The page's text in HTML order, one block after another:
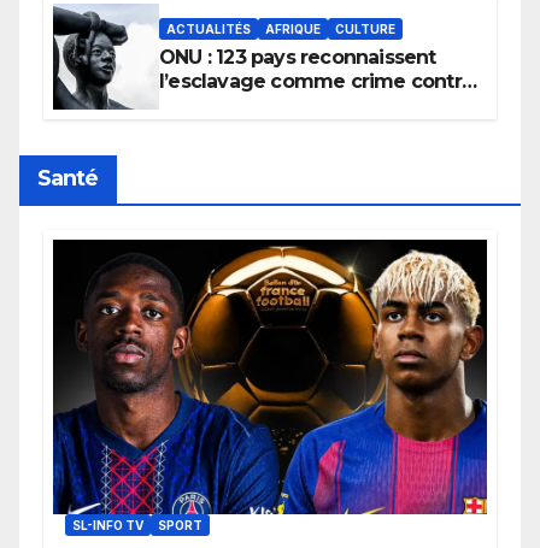
ACTUALITÉS AFRIQUE CULTURE
ONU : 123 pays reconnaissent
l’esclavage comme crime contre
Santé
SL-INFO TV SPORT